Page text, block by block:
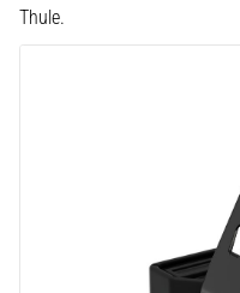
Thule.